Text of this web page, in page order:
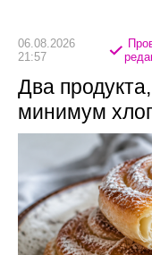
06.08.2026
21:57
Два
минимум